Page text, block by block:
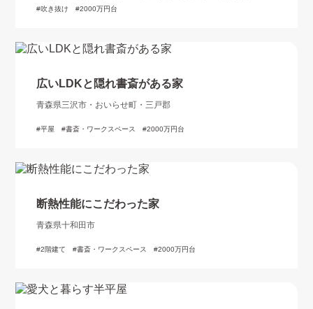
吹き抜け
2000万円台
広いLDKと隠れ書斎がある家
青森県三沢市・おいらせ町・三戸郡
平屋 書斎・ワークスペース 2000万円台
断熱性能にこだわった家
青森県十和田市
2階建て 書斎・ワークスペース 2000万円台